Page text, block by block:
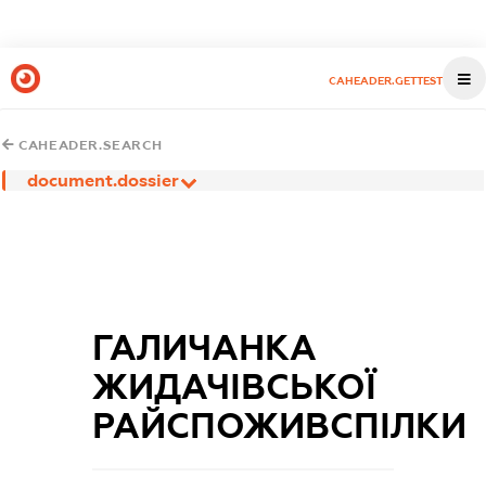
CAHEADER.GETTEST
CAHEADER.SEARCH
document.dossier
ГАЛИЧАНКА
ЖИДАЧІВСЬКОЇ
РАЙСПОЖИВСПІЛКИ